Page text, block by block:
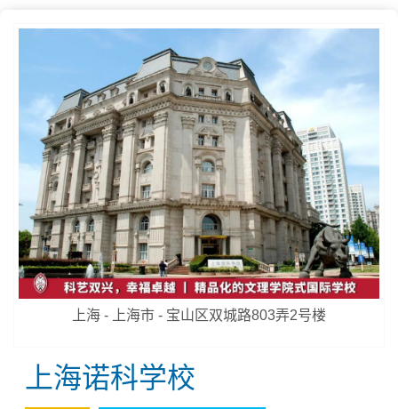
上海 - 上海市 - 宝山区双城路803弄2号楼
上海诺科学校